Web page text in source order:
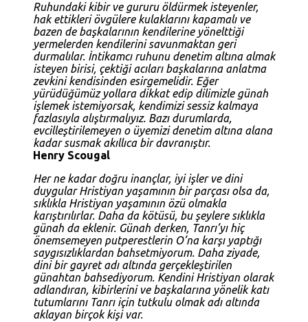
Ruhundaki kibir ve gururu öldürmek isteyenler,
hak ettikleri övgülere kulaklarını kapamalı ve
bazen de başkalarının kendilerine yönelttiği
yermelerden kendilerini savunmaktan geri
durmalılar. İntikamcı ruhunu denetim altına almak
isteyen birisi, çektiği acıları başkalarına anlatma
zevkini kendisinden esirgemelidir. Eğer
yürüdüğümüz yollara dikkat edip dilimizle günah
işlemek istemiyorsak, kendimizi sessiz kalmaya
fazlasıyla alıştırmalıyız. Bazı durumlarda,
evcilleştirilemeyen o üyemizi denetim altına alana
kadar susmak akıllıca bir davranıştır.
Henry Scougal
Her ne kadar doğru inançlar, iyi işler ve dini
duygular Hristiyan yaşamının bir parçası olsa da,
sıklıkla Hristiyan yaşamının özü olmakla
karıştırılırlar. Daha da kötüsü, bu şeylere sıklıkla
günah da eklenir. Günah derken, Tanrı’yı hiç
önemsemeyen putperestlerin O’na karşı yaptığı
saygısızlıklardan bahsetmiyorum. Daha ziyade,
dini bir gayret adı altında gerçekleştirilen
günahtan bahsediyorum. Kendini Hristiyan olarak
adlandıran, kibirlerini ve başkalarına yönelik katı
tutumlarını Tanrı için tutkulu olmak adı altında
aklayan birçok kişi var.